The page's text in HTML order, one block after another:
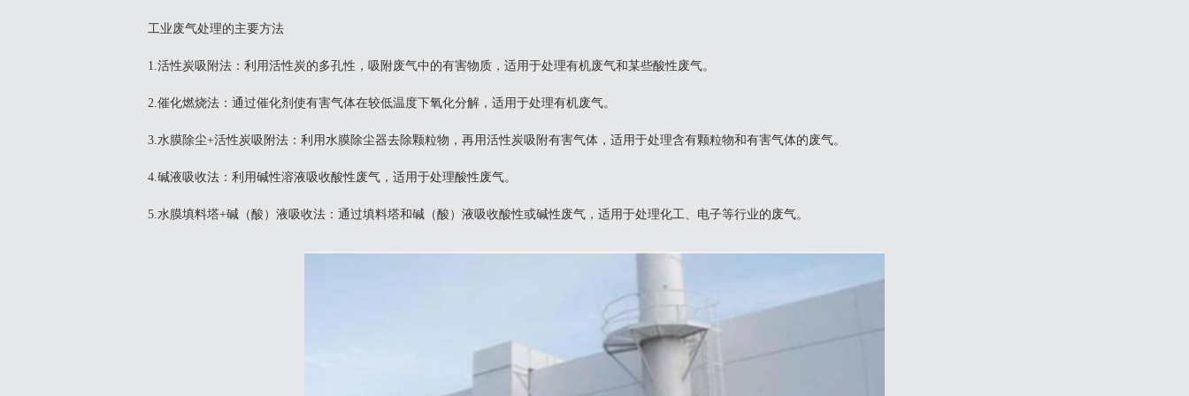
工业废气处理的主要方法‌
‌1.活性炭吸附法‌：利用活性炭的多孔性，吸附废气中的有害物质，适用于处理有机废气和某些酸性废气。
2‌.催化燃烧法‌：通过催化剂使有害气体在较低温度下氧化分解，适用于处理有机废气。
3‌.水膜除尘+活性炭吸附法‌：利用水膜除尘器去除颗粒物，再用活性炭吸附有害气体，适用于处理含有颗粒物和有害气体的废气。
4‌.碱液吸收法‌：利用碱性溶液吸收酸性废气，适用于处理酸性废气。
5‌.水膜填料塔+碱（酸）液吸收法‌：通过填料塔和碱（酸）液吸收酸性或碱性废气，适用于处理化工、电子等行业的废气。